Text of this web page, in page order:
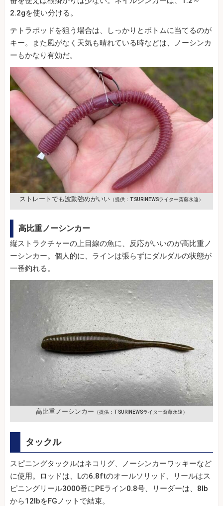
2.2gを使い分ける。
テトラポッドを狙う場合は、しっかりとボトムに当てるのが
キー。また風がなく天気も晴れている時などは、ノーシンカ
ーもかなり有効だ。
ストレートでも波動強めがいい （提供：TSURINEWSライター斎藤永遠）
高比重ノーシンカー
縦ストラクチャーの上目線の魚に、反応がいいのが高比重ノ
ーシンカー。個人的に、ラインは張らずにダルダルの状態が
一番釣れる。
高比重ノーシンカー （提供：TSURINEWSライター斎藤永遠）
タックル
スピニングタックルはネコリグ、ノーシンカーワッキーなど
に使用。ロッドは、Lの6.8ftのオールソリッド、リールはス
ピニングリール3000番にPEライン0.8号、リーダーは、8lb
から12lbをFGノットで結束。